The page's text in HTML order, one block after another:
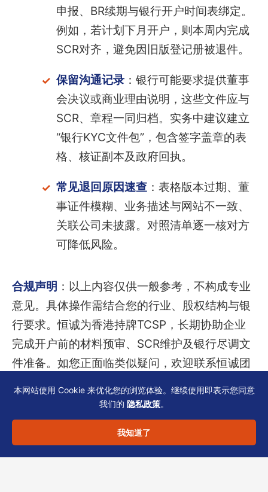
申报、BR续期与银行开户时间表绑定。
例如，若计划下月开户，则本周内完成
SCR对齐，避免因旧版登记册被退件。
保留沟通记录：银行可能要求提供董事
会决议或商业理由说明，这些文件应与
SCR、章程一同归档。实务中建议建立
“银行KYC文件包”，包含签字盖章的表
格、核证副本及政府回执。
常见退回原因速查：表格版本过期、董
事证件模糊、业务描述与网站不一致、
关联公司未披露。对照清单逐一核对方
可降低风险。
合规声明 ：以上内容仅供一般参考，不构成专业
意见。具体操作需结合您的行业、股权结构与银
行要求。恒诚为香港持牌TCSP，长期协助企业
完成开户前的材料预审、SCR维护及银行尽调文
件准备。如您正面临类似疑问，欢迎联系恒诚团
本网站使用 Cookie 来优化您的浏览体验。继续使用即表示您同意
我们的 隐私政策。
我知道了